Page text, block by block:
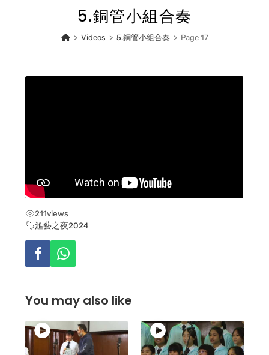
5.銅管小組合奏
> Videos > 5.銅管小組合奏 > Page 17
211views
滙藝之夜2024
You may also like